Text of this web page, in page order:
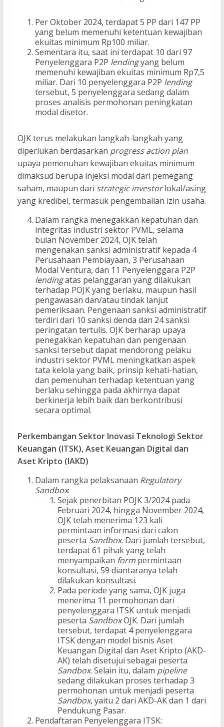
Per Oktober 2024, terdapat 5 PP dari 147 PP
yang belum memenuhi ketentuan kewajiban
ekuitas minimum Rp100 miliar.
Sementara itu, saat ini terdapat 10 dari 97
Penyelenggara P2P lendingyang belum
memenuhi kewajiban ekuitas minimum Rp7,5
miliar. Dari 10 penyelenggara P2P lending
tersebut, 5 penyelenggara sedang dalam
proses analisis permohonan peningkatan
modal disetor.​
OJK terus melakukan langkah-langkah yang
diperlukan berdasarkan progress action plan
upaya pemenuhan kewajiban ekuitas minimum
dimaksud berupa injeksi modal dari pemegang
saham, maupun dari strategic investorlokal/asing
yang kredibel, termasuk pengembalian izin usaha.​
Dalam rangka menegakkan kepatuhan dan
integritas industri sektor PVML, selama
bulan November 2024, OJK telah
mengenakan sanksi administratif kepada 4
Perusahaan Pembiayaan, 3 Perusahaan
Modal Ventura, dan 11 Penyelenggara P2P
lendingatas pelanggaran yang dilakukan
terhadap POJK yang berlaku, maupun hasil
pengawasan dan/atau tindak lanjut
pemeriksaan. Pengenaan sanksi administratif
terdiri dari 10 sanksi denda dan 24 sanksi
peringatan tertulis. OJK berharap upaya
penegakkan kepatuhan dan pengenaan
sanksi tersebut dapat mendorong pelaku
industri sektor PVML meningkatkan aspek
tata kelola yang baik, prinsip kehati-hatian,
dan pemenuhan terhadap ketentuan yang
berlaku sehingga pada akhirnya dapat
berkinerja lebih baik dan berkontribusi
secara optimal.​
Perkembangan Sektor Inovasi Teknologi Sektor
Keuangan (ITSK), Aset Keuangan Digital dan
Aset Kripto (IAKD)
Dalam rangka pelaksanaan Regulatory
Sandbox:
Sejak penerbitan POJK 3/2024 pada
Februari 2024, hingga November 2024,
OJK telah menerima 123 kali
permintaan informasi dari calon
peserta Sandbox. Dari jumlah tersebut,
terdapat 61 pihak yang telah
menyampaikan formpermintaan
konsultasi, 59 diantaranya telah
dilakukan konsultasi.
Pada periode yang sama, OJK juga
menerima 11 permohonan dari
penyelenggara ITSK untuk menjadi
peserta SandboxOJK. Dari jumlah
tersebut, terdapat 4 penyelenggara
ITSK dengan model bisnis Aset
Keuangan Digital dan Aset Kripto (AKD-
AK) telah disetujui sebagai peserta
Sandbox. Selain itu, dalam pipeline
sedang dilakukan proses terhadap 3
permohonan untuk menjadi peserta
Sandbox, yaitu 2 dari AKD-AK dan 1 dari
Pendukung Pasar.
Pendaftaran Penyelenggara ITSK: